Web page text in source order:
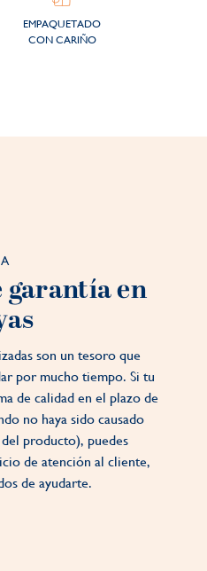
EMPAQUETADO
CON CARIÑO
garantía en
son un tesoro que
por mucho tiempo. Si tu
de calidad en el plazo de
no haya sido causado
producto), puedes
de atención al cliente,
de ayudarte.